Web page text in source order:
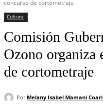
concurso de cortometraje
Cultura
Comisión
Ozono organiza
de cortometraje
Por Melany Isabel Mamani